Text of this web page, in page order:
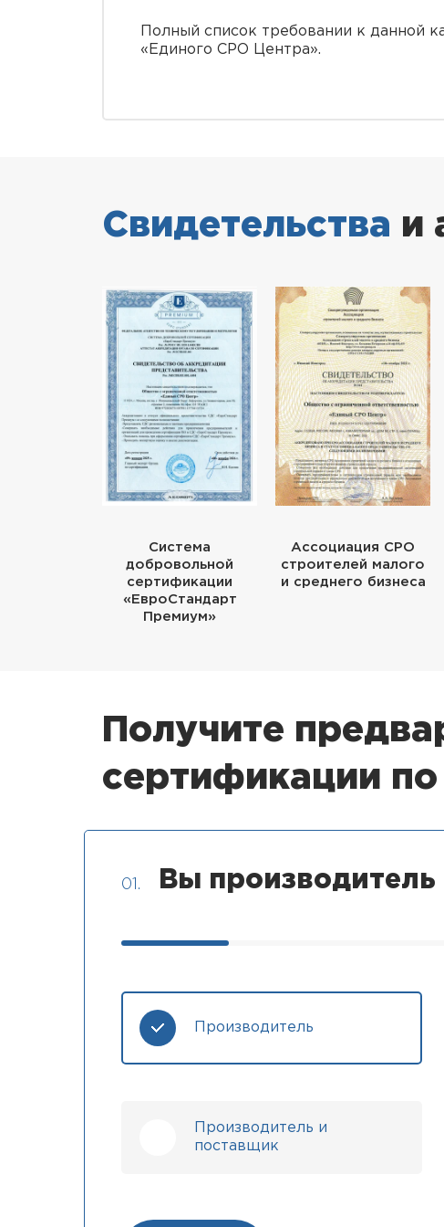
Полный список требовании к данной
«Единого СРО Центра».
Свидетельства и
Система
добровольной
сертификации
«ЕвроСтандарт
Премиум»
Ассоциация СРО
строителей малого
и среднего бизнеса
Получите
сертификации
01. Вы
Производитель
Производитель и
поставщик